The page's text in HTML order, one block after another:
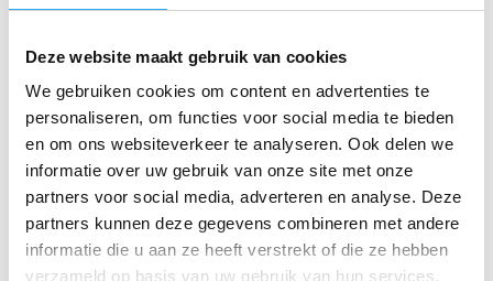
Deze website maakt gebruik van cookies
We gebruiken cookies om content en advertenties te
personaliseren, om functies voor social media te bieden
en om ons websiteverkeer te analyseren. Ook delen we
informatie over uw gebruik van onze site met onze
partners voor social media, adverteren en analyse. Deze
partners kunnen deze gegevens combineren met andere
informatie die u aan ze heeft verstrekt of die ze hebben
verzameld op basis van uw gebruik van hun services.
Slim en Milieuvriendelijk Ontwerp
De V-Air® SOLID MVP Dispenser is gebouwd om het
bijvullen moeiteloos te maken en de onderhoudskosten
te minimaliseren. De dispenser heeft slechts drie
onderdelen en is makkelijk te installeren. De open
zijkant zorgt voormaximale luchtstroom , waardoor de
geur effectief en gelijkmatig in de ruimte wordt
verspreid. Bovendien werkt het systeem volledig
zonder batterijen, wat de onderhoudskosten
minimaliseert.